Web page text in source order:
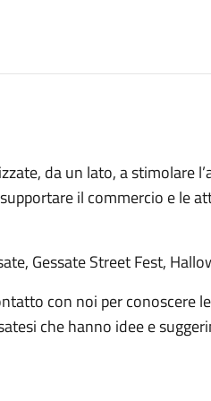
da un lato, a stimolare
il commercio e le
Gessate Street Fest,
con noi per conoscere
che hanno idee e